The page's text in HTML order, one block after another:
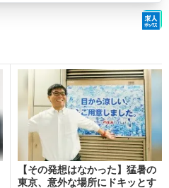
【その発想はなかった】猛暑の
東京、意外な場所にドキッとす